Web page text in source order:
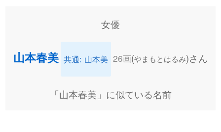
女優
山本春美 共通: 山本美 26画(やまもとはるみ)さん
「山本春美」に似ている名前